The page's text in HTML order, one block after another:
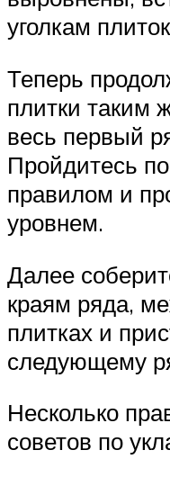
уголкам
Теперь
плитки таким
весь первый
Пройдитесь
правилом и
уровнем.
Далее
краям ряда,
плитках и
следующему
Несколько
советов по